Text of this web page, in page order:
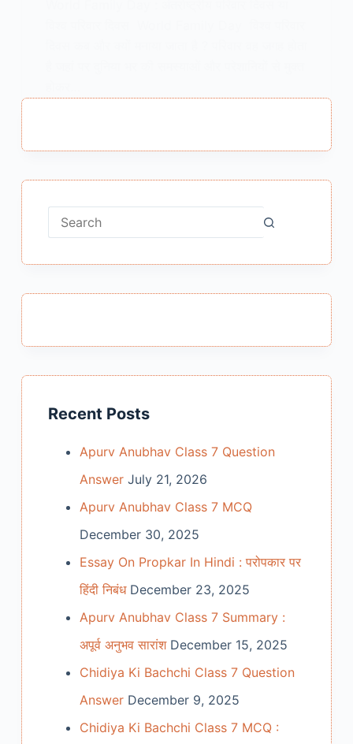
No
Recent Posts
Apurv Anubhav Class 7 Question
Answer July 21, 2026
Apurv Anubhav Class 7 MCQ
December 30, 2025
Essay On Propkar In Hindi : परोपकार पर
हिंदी निबंध December 23, 2025
Apurv Anubhav Class 7 Summary :
अपूर्व अनुभव सारांश December 15, 2025
Chidiya Ki Bachchi Class 7 Question
Answer December 9, 2025
Chidiya Ki Bachchi Class 7 MCQ :